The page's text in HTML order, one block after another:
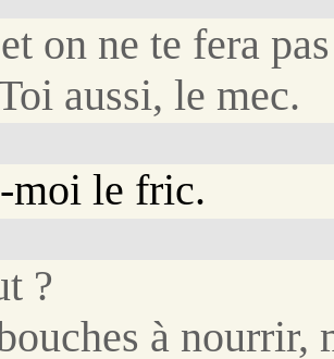
on ne te fera pas
aussi, le mec.
moi le fric.
?
à nourrir,